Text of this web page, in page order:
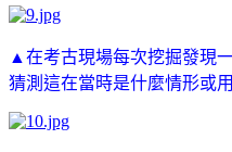
▲在考古現場每次挖掘發現
猜測這在當時是什麼情形或